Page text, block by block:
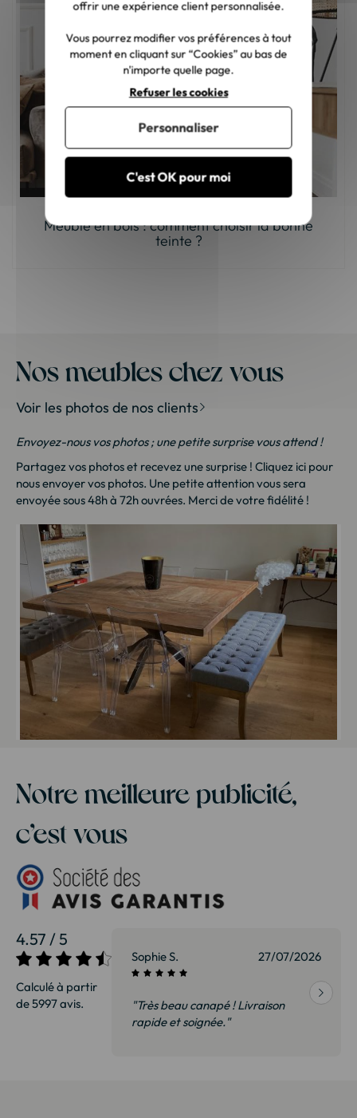
Meuble en bois : comment choisir la bonne
teinte ?
Nos meubles chez vous
Voir les photos de nos clients
Envoyez-nous vos photos ; une petite surprise vous attend !
Partagez vos photos et recevez une surprise ! Cliquez ici pour
nous envoyer vos photos. Une petite attention vous sera
envoyée sous 48h à 72h ouvrées. Merci de votre fidélité !
Notre meilleure publicité,
c’est vous
4.57 / 5
Calculé à partir
de 5997 avis.
27/07/2026 Sophie S. 27/07/2026
"Très beau canapé ! Livraison
rapide et soignée."
offrir une expérience client personnalisée.
Vous pourrez modifier vos préférences à tout
moment en cliquant sur “Cookies” au bas de
n'importe quelle page.
C'est OK pour moi
Refuser les cookies
Personnaliser